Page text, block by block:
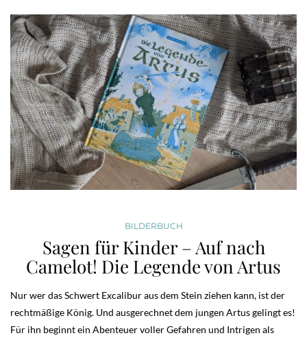
BILDERBUCH
Sagen für Kinder – Auf nach
Camelot! Die Legende von Artus
Nur wer das Schwert Excalibur aus dem Stein ziehen kann, ist der
rechtmäßige König. Und ausgerechnet dem jungen Artus gelingt es!
Für ihn beginnt ein Abenteuer voller Gefahren und Intrigen als